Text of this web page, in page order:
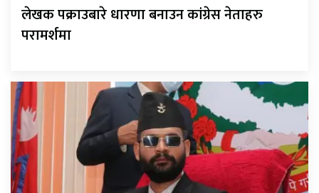
लेखक पक्राउबारे धारणा बनाउन कांग्रेस नेताहरु
परामर्शमा